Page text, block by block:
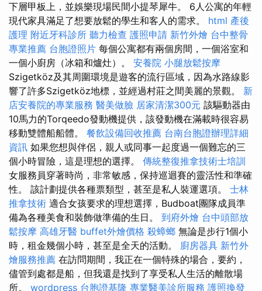
下層甲板上，並娛樂現場民間小提琴犀牛。 6人公寓的年輕
現代家具滿足了想要放鬆的學生和客人的需求。 html 產後
護理 附近牙科診所 聽力檢查 護照申請 新竹外燴 台中整骨
專業推薦 台胞證照片 每個公寓都有兩個房間，一個浴室和
一個小廚房（冰箱和爐灶）。 安養院 小腿放鬆按摩
Szigetköz及其周圍環境是遊客的流行區域，因為水路線影
響了許多Szigetköz地標，並經過村莊之間美麗的景觀。 新
店安養院的專業服務 醫美做臉 居家清潔300元 該驅動器由
10馬力的Torqeedo發動機提供，該發動機在滿載時很容易
移動雙體船船體。 餐飲設備回收推薦 台南台胞證辦理詳細
資訊 如果您想與伴侶，親人或同事一起度過一個難忘的三
個小時冒險，這是理想的選擇。 傳統整復推拿技術士培訓
女服務員穿著時尚，非常敏感，保持巡迴賽的靈活性和準確
性。 該計劃提供各種票類型，甚至是私人裝運選項。 士林
推拿技術 適合女孩要求的理想選擇，Budboat團隊成員準
備為各種美食和裝飾做準備的生日。 到府外燴 台中頭部放
鬆按摩 高雄牙醫 buffet外燴價格 殺蟑螂 無論是步行1個小
時，租金幾個小時，甚至是全天的活動。 廚房器具 新竹外
燴服務推薦 在訪問期間，我正在一個特殊的場合，要約，
儘管到處都是船，但我還是找到了享受私人生活的離散場
所。 wordpress 台胞證基隆 專業醫美診所服務 護照換發